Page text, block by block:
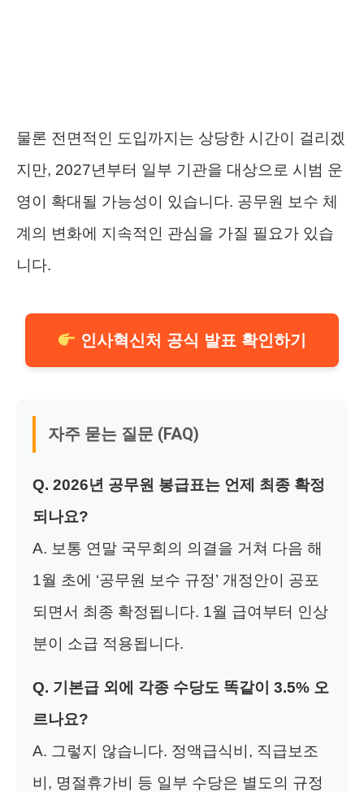
물론 전면적인 도입까지는 상당한 시간이 걸리겠
지만, 2027년부터 일부 기관을 대상으로 시범 운
영이 확대될 가능성이 있습니다. 공무원 보수 체
계의 변화에 지속적인 관심을 가질 필요가 있습
니다.
인사혁신처 공식 발표 확인하기
자주 묻는 질문 (FAQ)
Q. 2026년 공무원 봉급표는 언제 최종 확정
되나요?
A. 보통 연말 국무회의 의결을 거쳐 다음 해
1월 초에 ‘공무원 보수 규정’ 개정안이 공포
되면서 최종 확정됩니다. 1월 급여부터 인상
분이 소급 적용됩니다.
Q. 기본급 외에 각종 수당도 똑같이 3.5% 오
르나요?
A. 그렇지 않습니다. 정액급식비, 직급보조
비, 명절휴가비 등 일부 수당은 별도의 규정